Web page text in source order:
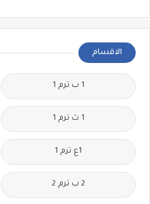
الاقسام
1 ب ترم 1
1 ث ترم 1
1ع ترم 1
2 ب ترم 2